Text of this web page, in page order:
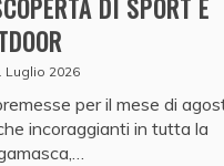
DI SPORT E
Luglio 2026
per il mese di
incoraggianti in tutta la